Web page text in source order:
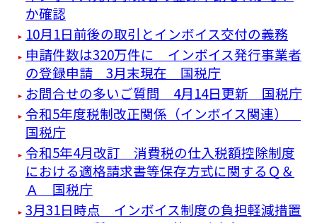
か確認
10月1日前後の取引とインボイス交付の義務
申請件数は320万件に インボイス発行事業者
の登録申請 3月末現在 国税庁
お問合せの多いご質問 4月14日更新 国税庁
令和5年度税制改正関係（インボイス関連）
国税庁
令和5年4月改訂 消費税の仕入税額控除制度
における適格請求書等保存方式に関するＱ＆
Ａ 国税庁
3月31日時点 インボイス制度の負担軽減措置